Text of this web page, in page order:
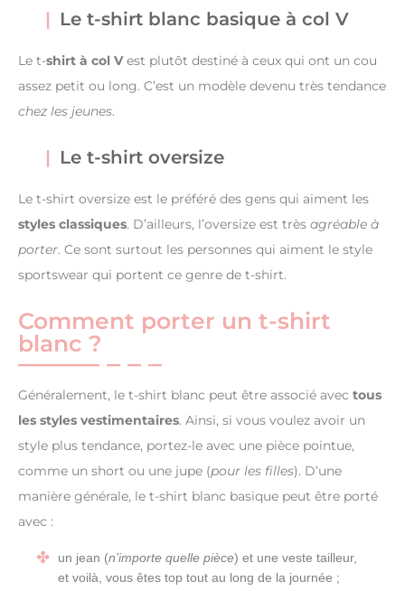
Le t-shirt blanc basique à col V
Le t-shirt à col Vest plutôt destiné à ceux qui ont un cou
assez petit ou long. C’est un modèle devenu très tendance
chez les jeunes.
Le t-shirt oversize
Le t-shirt oversize est le préféré des gens qui aiment les
styles classiques. D’ailleurs, l’oversize est très agréable à
porter. Ce sont surtout les personnes qui aiment le style
sportswear qui portent ce genre de t-shirt.
Comment porter un t-shirt
blanc ?
Généralement, le t-shirt blanc peut être associé avec tous
les styles vestimentaires. Ainsi, si vous voulez avoir un
style plus tendance, portez-le avec une pièce pointue,
comme un short ou une jupe (pour les filles). D’une
manière générale, le t-shirt blanc basique peut être porté
avec :
un jean (n’importe quelle pièce) et une veste tailleur,
et voilà, vous êtes top tout au long de la journée ;